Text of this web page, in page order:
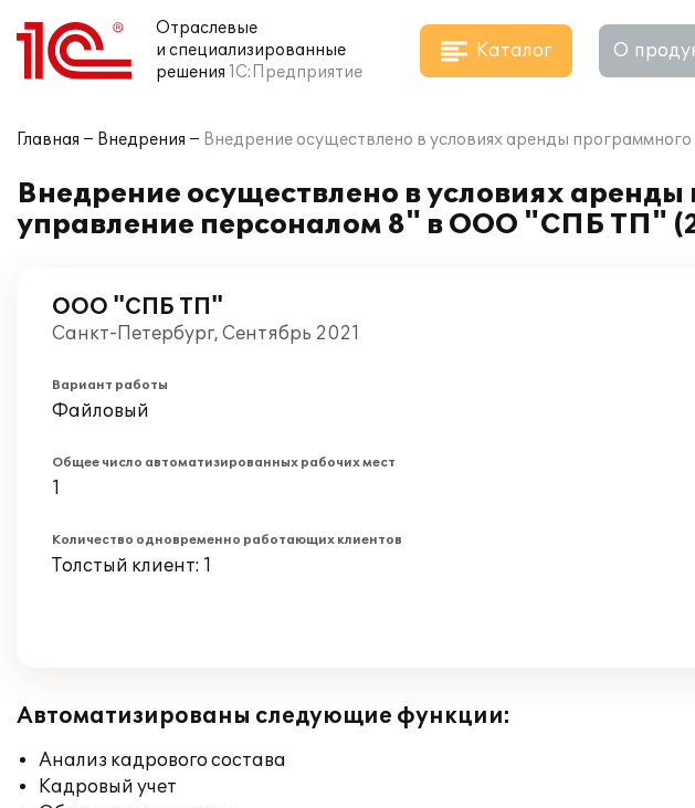
Отраслевые
и специализированные
решения 1С:Предприятие
Каталог О
Главная Внедрения Внедрение осуществлено в условиях аренды
Внедрение осуществлено в условиях
управление персоналом 8" в ООО "СПБ ТП"
ООО "СПБ ТП"
Санкт-Петербург, Сентябрь 2021
Вариант работы
Файловый
Общее число автоматизированных рабочих мест
1
Количество одновременно работающих клиентов
Толстый клиент: 1
Автоматизированы следующие функции:
Анализ кадрового состава
Кадровый учет